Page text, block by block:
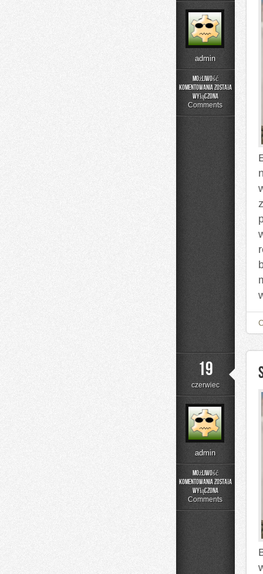
admin
Możliwość
komentowania
Edukacja
Styl
została
wyłączona
Comments
19
czerwiec
admin
Możliwość
komentowania
Składniki
lupą
została
wyłączona
Comments